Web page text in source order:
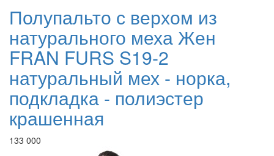
Полупальто с верхом из
натурального меха Жен
FRAN FURS S19-2
натуральный мех - норка,
подкладка - полиэстер
крашенная
133 000